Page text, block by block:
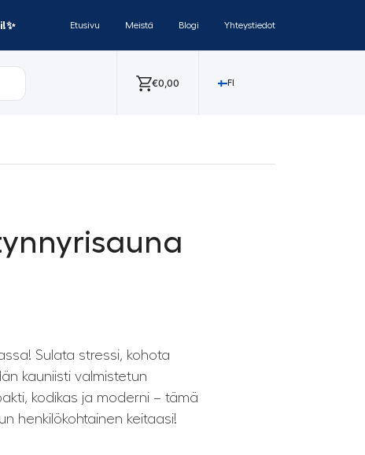
Etusivu Meistä Blogi Yhteystiedot
€0,00 FI
tynnyrisauna
Sulata stressi, kohota
kauniisti valmistetun
kodikas ja moderni – tämä
henkilökohtainen keitaasi!